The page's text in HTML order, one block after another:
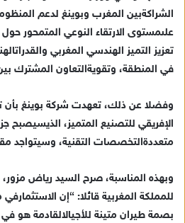
الشراكةبين المغرب وبوينغ لدعم
علىمستوى الارتقاء النوعي المتمحور حول
تعزيز التميز الهندسي المغربي والقدرات
في المنطقة، وتقويةالتعاون المشترك
وفضلا عن ذلك، تعهدت شركة بوينغ بأن
الإفريقي للتصنيع المتميز، الذيسيصبح
متعددةالتخصصات التقنية، وسيتواجد
وبهذه المناسبة، صرح السيد رياض مزور،
للمملكة المغربية قائلا: “إن الاستثمارفي
بصمة طيران متينة للأجيالالقادمة هو في